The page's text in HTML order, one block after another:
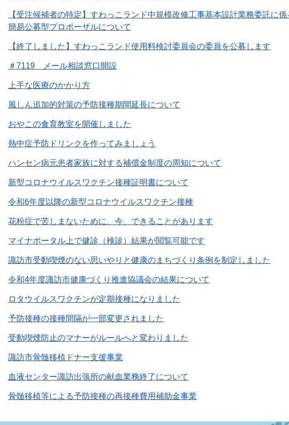
【受注候補者の特定】すわっこランド中規模改修工事基本設計業務委託に係
簡易公募型プロポーザルについて
【終了しました】すわっこランド使用料検討委員会の委員を公募します
＃7119 メール相談窓口開設
上手な医療のかかり方
風しん追加的対策の予防接種期間延長について
おやこの食育教室を開催しました
熱中症予防ドリンクを作ってみましょう
ハンセン病元患者家族に対する補償金制度の周知について
新型コロナウイルスワクチン接種証明書について
令和6年度以降の新型コロナウイルスワクチン接種
花粉症で苦しまないために、今、できることがあります
マイナポータル上で健診（検診）結果が閲覧可能です
諏訪市受動喫煙のない思いやりと健康のまちづくり条例を制定しました
令和4年度諏訪市健康づくり推進協議会の結果について
ロタウイルスワクチンが定期接種になりました
予防接種の接種間隔が一部変更されました
受動喫煙防止のマナーがルールへと変わりました
諏訪市骨髄移植ドナー支援事業
血液センター諏訪出張所の献血業務終了について
骨髄移植等による予防接種の再接種費用補助金事業